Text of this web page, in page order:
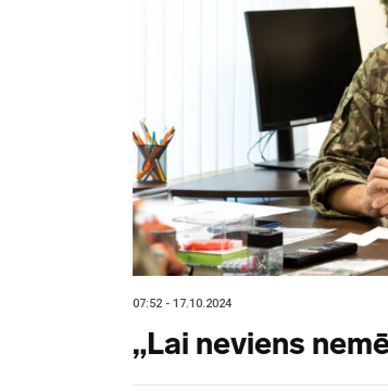
07:52 - 17.10.2024
„Lai neviens